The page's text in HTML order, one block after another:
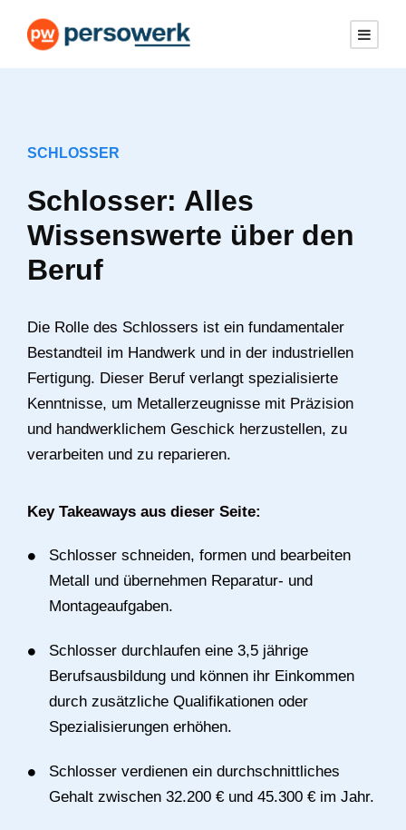
SCHLOSSER
Schlosser: Alles
Wissenswerte über den
Beruf
Die Rolle des Schlossers ist ein fundamentaler
Bestandteil im Handwerk und in der industriellen
Fertigung. Dieser Beruf verlangt spezialisierte
Kenntnisse, um Metallerzeugnisse mit Präzision
und handwerklichem Geschick herzustellen, zu
verarbeiten und zu reparieren.
Key Takeaways aus dieser Seite:
Schlosser schneiden, formen und bearbeiten
Metall und übernehmen Reparatur- und
Montageaufgaben.
Schlosser durchlaufen eine 3,5 jährige
Berufsausbildung und können ihr Einkommen
durch zusätzliche Qualifikationen oder
Spezialisierungen erhöhen.
Schlosser verdienen ein durchschnittliches
Gehalt zwischen 32.200 € und 45.300 € im Jahr.